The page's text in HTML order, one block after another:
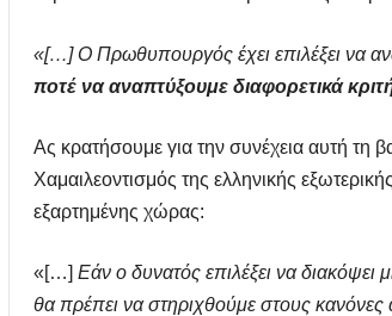
«[…] Ο Πρωθυπουργός έχει επιλέξει να
ποτέ να αναπτύξουμε διαφορετικά
Ας κρατήσουμε για την συνέχεια αυτή
Χαμαιλεοντισμός της ελληνικής
εξαρτημένης χώρας:
«[…] Εάν ο δυνατός επιλέξει να διακόψει
θα πρέπει να στηριχθούμε στους κανόνες